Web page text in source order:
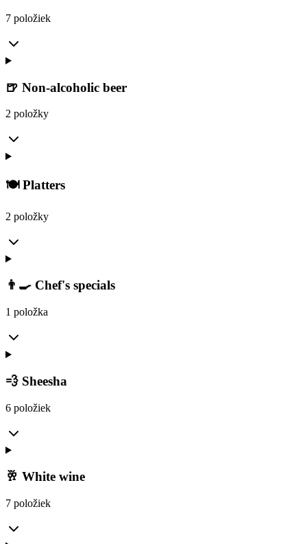
7 položiek
🍺 Non-alcoholic beer
2 položky
🍽️ Platters
2 položky
👨‍🍳 Chef's specials
1 položka
💨 Sheesha
6 položiek
🥂 White wine
7 položiek